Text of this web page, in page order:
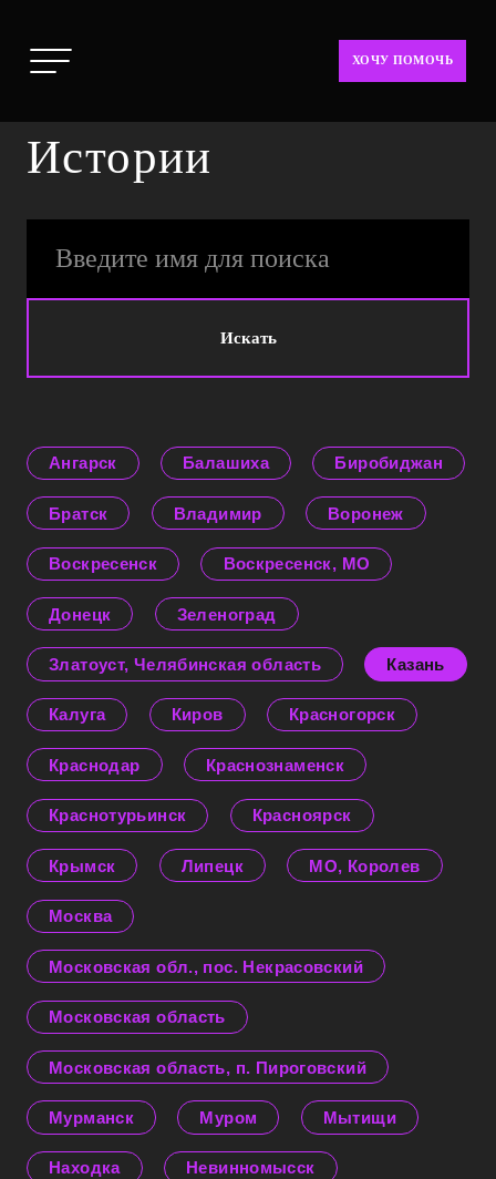
ХОЧУ ПОМОЧЬ
Истории
Искать
Ангарск Балашиха Биробиджан
Братск Владимир Воронеж
Воскресенск Воскресенск, МО
Донецк Зеленоград
Златоуст, Челябинская область Казань
Калуга Киров Красногорск
Краснодар Краснознаменск
Краснотурьинск Красноярск
Крымск Липецк МО, Королев
Москва
Московская обл., пос. Некрасовский
Московская область
Московская область, п. Пироговский
Мурманск Муром Мытищи
Находка Невинномысск